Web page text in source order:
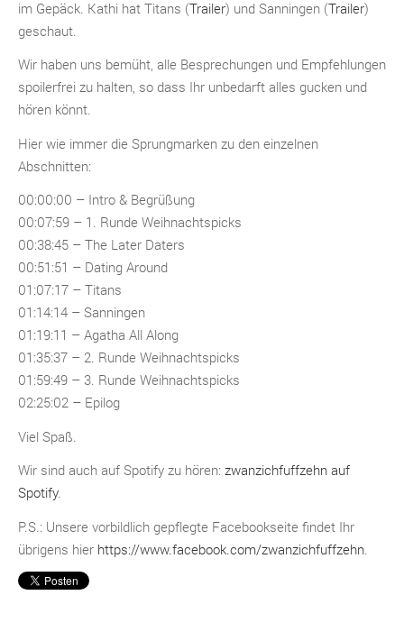
im Gepäck. Kathi hat Titans (Trailer) und Sanningen (Trailer)
geschaut.
Wir haben uns bemüht, alle Besprechungen und Empfehlungen
spoilerfrei zu halten, so dass Ihr unbedarft alles gucken und
hören könnt.
Hier wie immer die Sprungmarken zu den einzelnen
Abschnitten:
00:00:00 – Intro & Begrüßung
00:07:59 – 1. Runde Weihnachtspicks
00:38:45 – The Later Daters
00:51:51 – Dating Around
01:07:17 – Titans
01:14:14 – Sanningen
01:19:11 – Agatha All Along
01:35:37 – 2. Runde Weihnachtspicks
01:59:49 – 3. Runde Weihnachtspicks
02:25:02 – Epilog
Viel Spaß.
Wir sind auch auf Spotify zu hören: zwanzichfuffzehn auf
Spotify.
P.S.: Unsere vorbildlich gepflegte Facebookseite findet Ihr
übrigens hier https://www.facebook.com/zwanzichfuffzehn.